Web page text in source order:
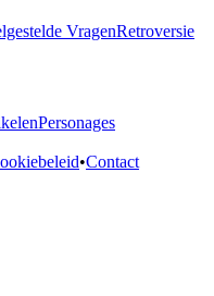
VragenRetroversie
Personages
•Contact